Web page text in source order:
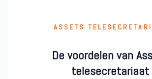
ASSETS
De voordelen van
telesecretariaat